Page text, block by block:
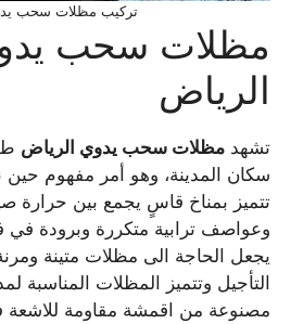
تركيب مظلات سحب
مظلات سحب
الرياض
تشهد مظلات سحب يدوي الرياض
سكان المدينة، وهو أمر مفهوم
تتميز بمناخ قاسٍ يجمع بين حرارة
وعواصف ترابية متكررة وبرودة في
يجعل الحاجة الى مظلات متينة
التأجيل وتتميز المظلات المناسبة
مصنوعة من اقمشة مقاومة للاشعة